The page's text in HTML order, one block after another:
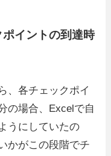
イントの到達時
、各チェックポイ
の場合、Excelで自
うにしていたの
かがこの段階でチ